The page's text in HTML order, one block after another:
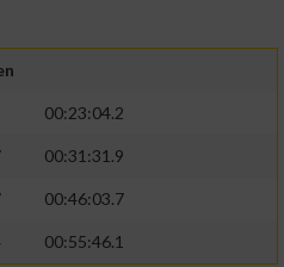
00:23:04.2
00:31:31.9
00:46:03.7
00:55:46.1